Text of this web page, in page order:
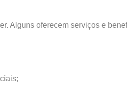
Alguns oferecem serviços e